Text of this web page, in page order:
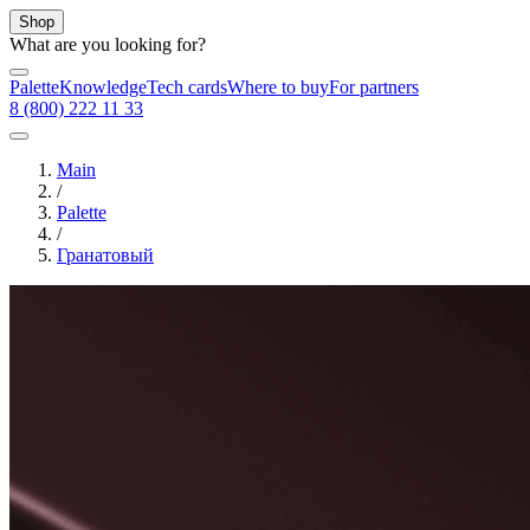
Shop
What are you looking for?
PaletteKnowledgeTech cardsWhere to buyFor partners
8 (800) 222 11 33
Main
/
Palette
/
Гранатовый